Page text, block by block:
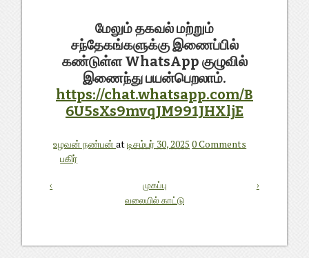
மேலும் தகவல் மற்றும்
சந்தேகங்களுக்கு இணைப்பில்
கண்டுள்ள WhatsApp குழுவில்
இணைந்து பயன்பெறலாம்.
https://chat.whatsapp.com/B
6U5sXs9mvqJM991JHXljE
உழவன் நண்பன்atடிசம்பர் 30, 2025 0 Comments
பகிர்
‹ ›
முகப்பு
வலையில் காட்டு